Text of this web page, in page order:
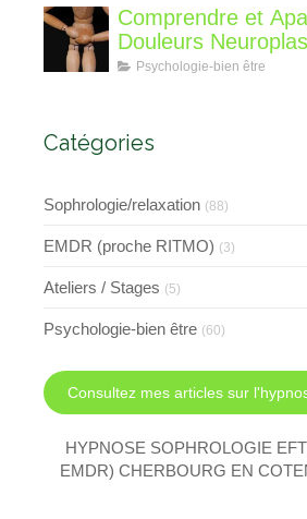
Comprendre et
Douleurs
Approche avec
Psychologie-bien être
Catégories
Sophrologie/relaxation (88)
EMDR (proche RITMO) (3)
Ateliers / Stages (5)
Psychologie-bien être (60)
Consultez mes articles sur
HYPNOSE SOPHROLOGIE
EMDR) CHERBOURG EN